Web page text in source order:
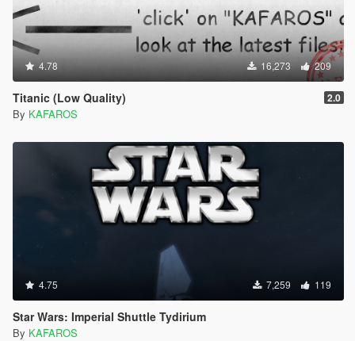
4.78 16,273 209
Titanic (Low Quality) 2.0
By KAFAROS
4.75 7,259 119
Star Wars: Imperial Shuttle Tydirium
By KAFAROS